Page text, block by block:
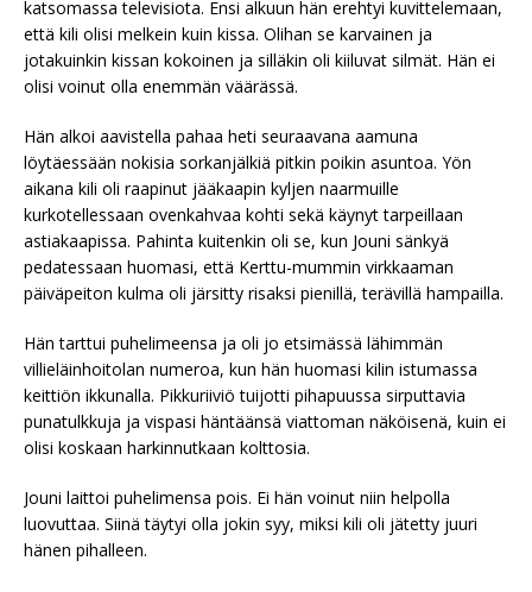
katsomassa televisiota. Ensi alkuun hän erehtyi kuvittelemaan,
että kili olisi melkein kuin kissa. Olihan se karvainen ja
jotakuinkin kissan kokoinen ja silläkin oli kiiluvat silmät. Hän ei
olisi voinut olla enemmän väärässä.
Hän alkoi aavistella pahaa heti seuraavana aamuna
löytäessään nokisia sorkanjälkiä pitkin poikin asuntoa. Yön
aikana kili oli raapinut jääkaapin kyljen naarmuille
kurkotellessaan ovenkahvaa kohti sekä käynyt tarpeillaan
astiakaapissa. Pahinta kuitenkin oli se, kun Jouni sänkyä
pedatessaan huomasi, että Kerttu-mummin virkkaaman
päiväpeiton kulma oli järsitty risaksi pienillä, terävillä hampailla.
Hän tarttui puhelimeensa ja oli jo etsimässä lähimmän
villieläinhoitolan numeroa, kun hän huomasi kilin istumassa
keittiön ikkunalla. Pikkuriiviö tuijotti pihapuussa sirputtavia
punatulkkuja ja vispasi häntäänsä viattoman näköisenä, kuin ei
olisi koskaan harkinnutkaan kolttosia.
Jouni laittoi puhelimensa pois. Ei hän voinut niin helpolla
luovuttaa. Siinä täytyi olla jokin syy, miksi kili oli jätetty juuri
hänen pihalleen.